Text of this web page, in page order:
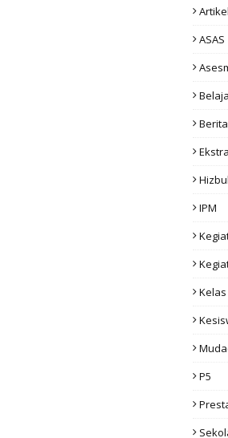
Artikel
ASAS
Berita
IPM
P5